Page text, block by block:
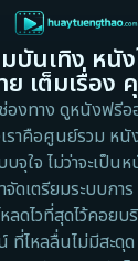
Detective สืบสว
Disaster
Disney+
สาร
สา
บันเทิง หนั
ย เต็มเรื่อง
องทาง ดูหนังฟรี
ราคือศูนย์รวม ห
ใจ ไม่ว่าจะเป็นห
จัดเตรียมระบบก
ลดไวที่สุดไว้คอย
ที่ไหลลื่นไม่มีสะดุ